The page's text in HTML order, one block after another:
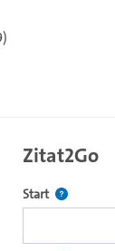
Zitat2Go
Start Definiert